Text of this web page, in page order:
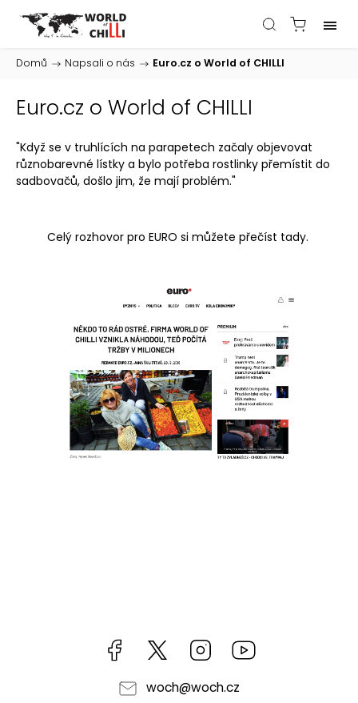
Domů / Napsali o nás / Euro.cz o World of CHILLI
Euro.cz o World of CHILLI
"Když se v truhlících na parapetech začaly objevovat
různobarevné lístky a bylo potřeba rostlinky přemístit do
sadbovačů, došlo jim, že mají problém."
Celý rozhovor pro EURO si můžete přečíst tady.
Facebook https://twitter.com/worldofchilli
Instagram
woch@woch.cz